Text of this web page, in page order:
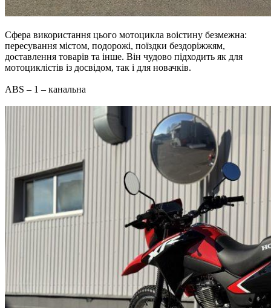
Сфера використання цього мотоцикла воістину безмежна:
пересування містом, подорожі, поїздки бездоріжжям,
доставлення товарів та інше. Він чудово підходить як для
мотоциклістів із досвідом, так і для новачків.
ABS – 1 – канальна